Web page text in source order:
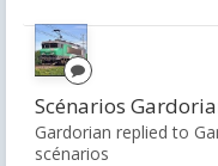
Scénarios
Gardorian replied to
scénarios